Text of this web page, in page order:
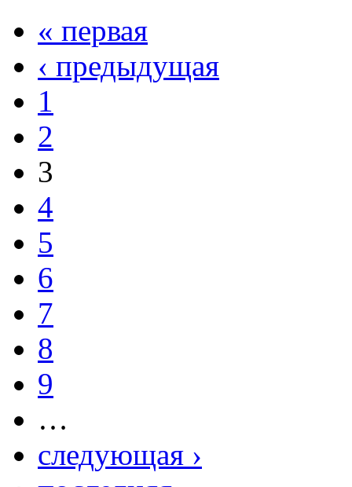
« первая
‹ предыдущая
1
2
3
4
5
6
7
8
9
…
следующая ›